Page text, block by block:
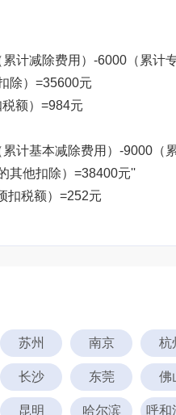
计减除费用）-6000（累计
除）=35600元
额）=984元
计基本减除费用）-9000（
其他扣除）=38400元''
扣税额）=252元
苏州 南京 杭
长沙 东莞 佛
昆明 哈尔滨 呼和